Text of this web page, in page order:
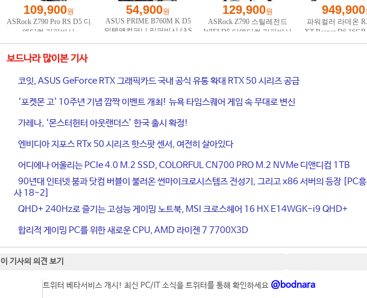
보드나라 많이본 기사
코잇, ASUS GeForce RTX 그래픽카드 국내 공식 유통 확대 RTX 50 시리즈 공급
‘포켓몬 고' 10주년 기념 깜짝 이벤트 개최! 뉴욕 타임스퀘어 게임 속 무대로 변신
가레나, ‘몬스터헌터 아웃랜더스’ 한국 출시 확정!
엔비디아 지포스 RTx 50 시리즈 핫스팟 센서, 여전히 살아있다
어디에나 어울리는 PCIe 4.0 M.2 SSD, COLORFUL CN700 PRO M.2 NVMe 디앤디컴 1TB
90년대 인터넷 붐과 닷컴 버블이 불러온 썬마이크로시스템즈 전성기, 그리고 x86 서버의 등장 [PC
사 18-2]
QHD+ 240Hz로 즐기는 고성능 게이밍 노트북, MSI 크로스헤어 16 HX E14WGK-i9 QHD+
합리적 게이밍 PC를 위한 새로운 CPU, AMD 라이젠 7 7700X3D
이 기사의 의견 보기
트위터 베타서비스 개시! 최신 PC/IT 소식을 트위터를 통해 확인하세요 @bodnara